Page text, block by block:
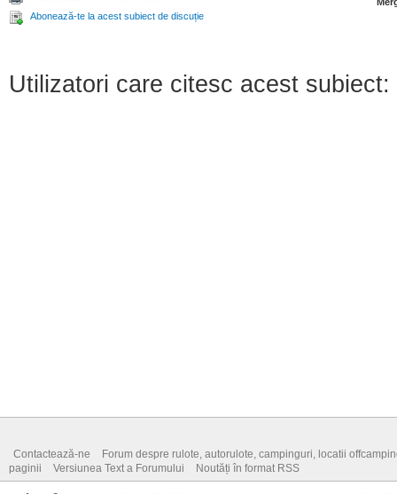
Abonează-te la acest subiect de discuție
Utilizatori care citesc acest
Contactează-ne
Forum despre rulote, autorulote, campinguri, locatii
paginii
Versiunea Text a Forumului Noutăți în format RSS